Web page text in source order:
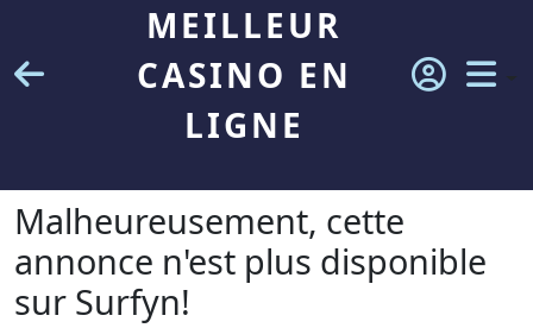
MEILLEUR
CASINO EN
LIGNE
Malheureusement, cette
annonce n'est plus disponible
sur Surfyn!